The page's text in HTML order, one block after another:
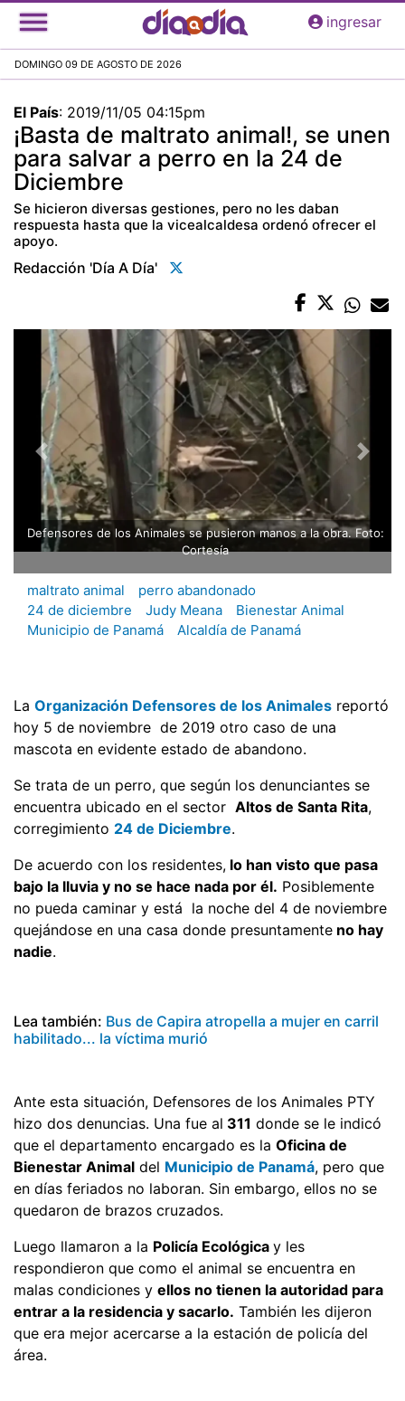
Pasar
al
principal
ingresar
DOMINGO 09 DE AGOSTO DE 2026
El País: 2019/11/05 04:15pm
¡Basta de maltrato animal!, se unen
para salvar a perro en la 24 de
Diciembre
Se hicieron diversas gestiones, pero no les daban
respuesta hasta que la vicealcaldesa ordenó ofrecer el
apoyo.
Redacción 'día A Día'
Defensores de los Animales se pusieron manos a la obra. Foto:
Cortesía
maltrato animal
perro abandonado
24 de diciembre
Judy Meana
Bienestar Animal
Municipio de Panamá
Alcaldía de Panamá
La Organización Defensores de los Animales reportó
hoy 5 de noviembre de 2019 otro caso de una
mascota en evidente estado de abandono.
Se trata de un perro, que según los denunciantes se
encuentra ubicado en el sector Altos de Santa Rita,
corregimiento 24 de Diciembre.
De acuerdo con los residentes, lo han visto que pasa
bajo la lluvia y no se hace nada por él. Posiblemente
no pueda caminar y está la noche del 4 de noviembre
quejándose en una casa donde presuntamente no hay
nadie.
Lea también: Bus de Capira atropella a mujer en carril
habilitado... la víctima murió
Ante esta situación, Defensores de los Animales PTY
hizo dos denuncias. Una fue al 311 donde se le indicó
que el departamento encargado es la Oficina de
Bienestar Animal del Municipio de Panamá, pero que
en días feriados no laboran. Sin embargo, ellos no se
quedaron de brazos cruzados.
Luego llamaron a la Policía Ecológica y les
respondieron que como el animal se encuentra en
malas condiciones y ellos no tienen la autoridad para
entrar a la residencia y sacarlo. También les dijeron
que era mejor acercarse a la estación de policía del
área.